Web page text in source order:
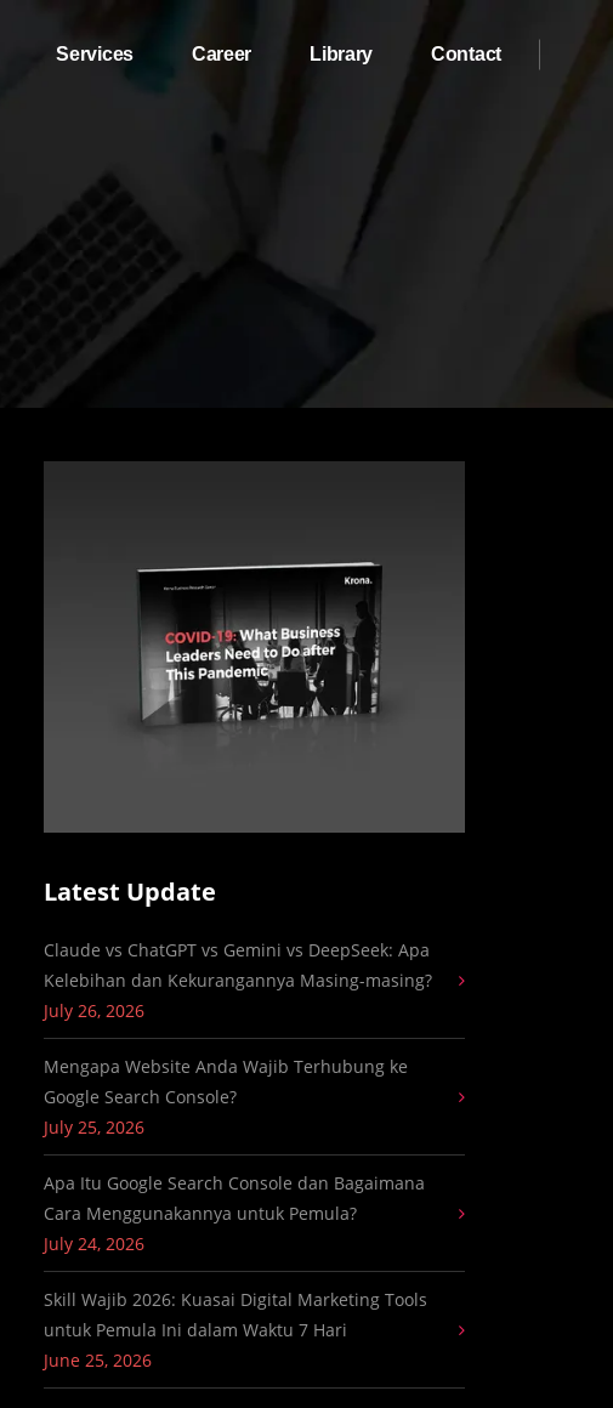
Services Career Library Contact
Latest Update
Claude vs ChatGPT vs Gemini vs DeepSeek: Apa
Kelebihan dan Kekurangannya Masing-masing?
July 26, 2026
Mengapa Website Anda Wajib Terhubung ke
Google Search Console?
July 25, 2026
Apa Itu Google Search Console dan Bagaimana
Cara Menggunakannya untuk Pemula?
July 24, 2026
Skill Wajib 2026: Kuasai Digital Marketing Tools
untuk Pemula Ini dalam Waktu 7 Hari
June 25, 2026